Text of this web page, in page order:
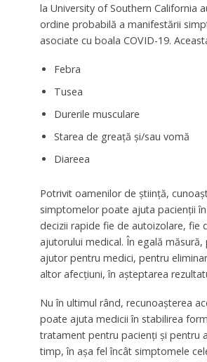
la University of Southern California
ordine probabilă a manifestării
asociate cu boala COVID-19.
Febra
Tusea
Durerile musculare
Starea de greață și/sau vomă
Diareea
Potrivit oamenilor de știință,
simptomelor poate ajuta pacienții
decizii rapide fie de autoizolare, fie
ajutorului medical. În egală
ajutor pentru medici, pentru
altor afecțiuni, în așteptarea
Nu în ultimul rând, recunoașterea
poate ajuta medicii în stabilirea
tratament pentru pacienți și pentru
timp, în așa fel încât simptomele